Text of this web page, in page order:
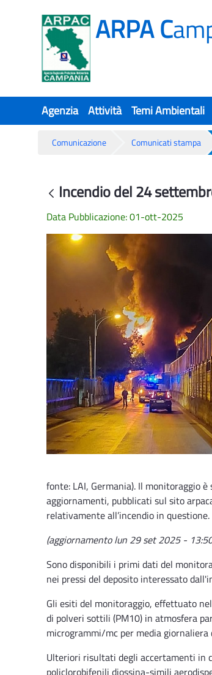
ARPA C
Agenzia Attività Temi Ambientali
Comunicazione Comunicati stampa
Incendio del 24
Data Pubblicazione: 01-ott-2025
fonte: LAI, Germania). Il monitoraggio
aggiornamenti, pubblicati sul sito
relativamente all’incendio in questione.
(aggiornamento lun 29 set 2025 -
Sono disponibili i primi dati del
nei pressi del deposito interessato
Gli esiti del monitoraggio, effettuato
di polveri sottili (PM10) in atmosfera
microgrammi/mc per media
Ulteriori risultati degli accertamenti in
policlorobifenili diossina-simili